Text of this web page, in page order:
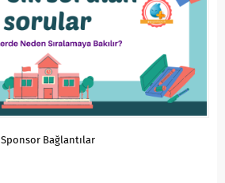
Sponsor Bağlantılar